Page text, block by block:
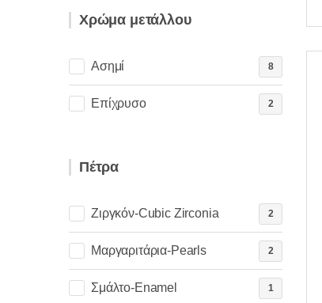
Χρώμα μετάλλου
Ασημί 8
Επίχρυσο 2
Πέτρα
Ζιργκόν-Cubic Zirconia 2
Μαργαριτάρια-Pearls 2
Σμάλτο-Enamel 1